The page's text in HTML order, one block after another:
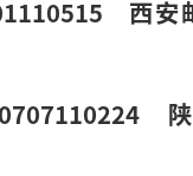
西安